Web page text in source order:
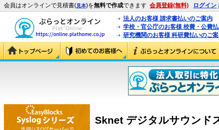
会員はオンラインで見積書(見本)を無料で作成できます 会員登録(無料) ログイン
法人のお客様 請求書払いのご案内
学校・官公庁のお客様 校費・公費
研究機関のお客様 科研費払いのご
Sknet デジタルサウンド